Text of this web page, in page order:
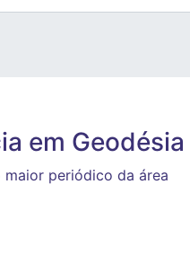
em Geodésia
periódico da área